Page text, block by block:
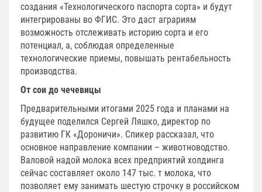
создания «Технологического паспорта сорта» и будут
интегрированы во ФГИС. Это даст аграриям
возможность отслеживать историю сорта и его
потенциал, а, соблюдая определенные
технологические приемы, повышать рентабельность
производства.
От сои до чечевицы
Предварительными итогами 2025 года и планами на
будущее поделился Сергей Ляшко, директор по
развитию ГК «Дороничи». Спикер рассказал, что
основное направление компании – животноводство.
Валовой надой молока всех предприятий холдинга
сейчас составляет около 147 тыс. т молока, что
позволяет ему занимать шестую строчку в российском